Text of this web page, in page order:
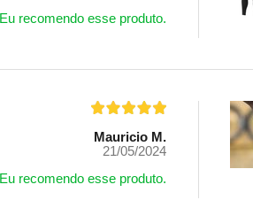
Eu recomendo esse produto.
Mauricio M.
21/05/2024
Eu recomendo esse produto.